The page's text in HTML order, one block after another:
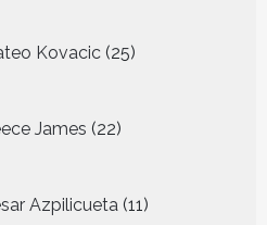
Kovacic 25
producten
James 22
producten
Azpilicueta 11
producten